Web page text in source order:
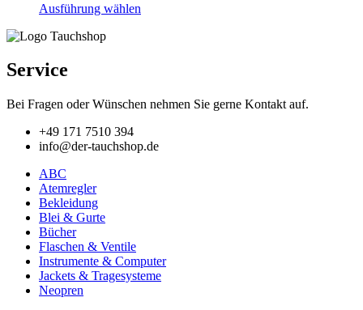
Ausführung wählen
Optionen
auf
der
Service
Bei Fragen oder Wünschen nehmen Sie gerne Kontakt auf.
+49 171 7510 394
info@der-tauchshop.de
ABC
Atemregler
Bekleidung
Blei & Gurte
Bücher
Flaschen & Ventile
Instrumente & Computer
Jackets & Tragesysteme
Neopren